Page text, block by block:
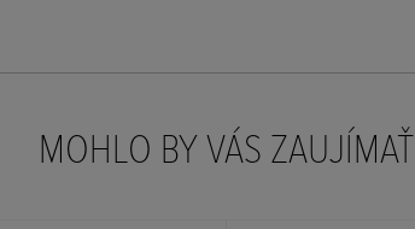
MOHLO BY VÁS ZAUJÍMAŤ